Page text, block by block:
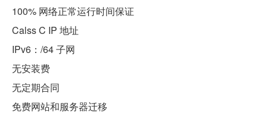
100% 网络正常运行时间保证
Calss C IP 地址
IPv6：/64 子网
无安装费
无定期合同
免费网站和服务器迁移